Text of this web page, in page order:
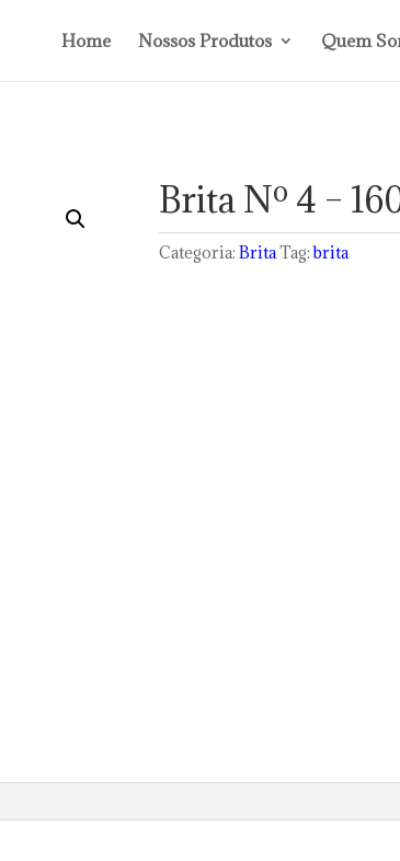
Home Nossos Produtos Quem
Brita Nº 4 –
Categoria: BritaTag:brita